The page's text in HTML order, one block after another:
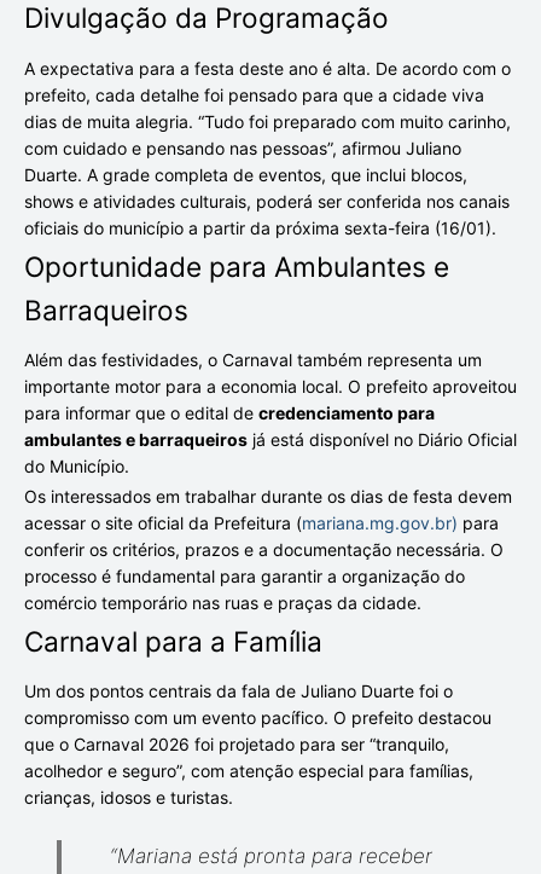
Divulgação da Programação
A expectativa para a festa deste ano é alta. De acordo com o
prefeito, cada detalhe foi pensado para que a cidade viva
dias de muita alegria. “Tudo foi preparado com muito carinho,
com cuidado e pensando nas pessoas”, afirmou Juliano
Duarte. A grade completa de eventos, que inclui blocos,
shows e atividades culturais, poderá ser conferida nos canais
oficiais do município a partir da próxima sexta-feira (16/01).
Oportunidade para Ambulantes e
Barraqueiros
Além das festividades, o Carnaval também representa um
importante motor para a economia local. O prefeito aproveitou
para informar que o edital de credenciamento para
ambulantes e barraqueiros já está disponível no Diário Oficial
do Município.
Os interessados em trabalhar durante os dias de festa devem
acessar o site oficial da Prefeitura (mariana.mg.gov.br) para
conferir os critérios, prazos e a documentação necessária. O
processo é fundamental para garantir a organização do
comércio temporário nas ruas e praças da cidade.
Carnaval para a Família
Um dos pontos centrais da fala de Juliano Duarte foi o
compromisso com um evento pacífico. O prefeito destacou
que o Carnaval 2026 foi projetado para ser “tranquilo,
acolhedor e seguro”, com atenção especial para famílias,
crianças, idosos e turistas.
“Mariana está pronta para receber